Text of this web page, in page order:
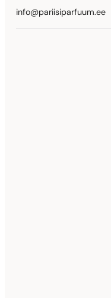
info@pariisiparfuum.ee